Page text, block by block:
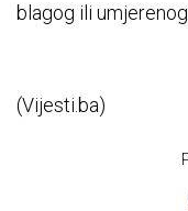
blagog ili
(Vijesti.ba)